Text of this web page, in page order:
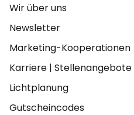
Wir über uns
Newsletter
Marketing-Kooperationen
Karriere | Stellenangebote
Lichtplanung
Gutscheincodes